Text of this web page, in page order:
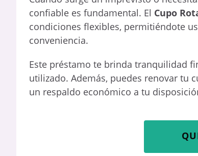
confiable es fundamental. El Cupo
condiciones flexibles, permitiéndote
conveniencia.
Este préstamo te brinda tranquilidad
utilizado. Además, puedes renovar tu
un respaldo económico a tu